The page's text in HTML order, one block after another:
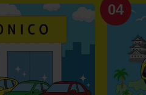
04